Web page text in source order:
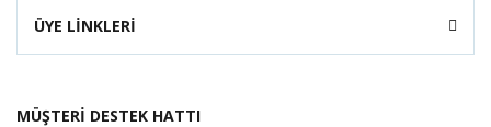
ÜYE LİNKLERİ
MÜŞTERİ DESTEK HATTI